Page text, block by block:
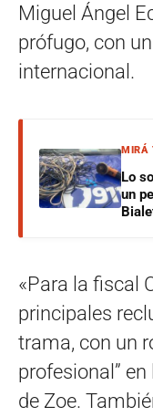
Miguel Ángel
prófugo, con
internacional.
MIRÁ
Lo
un
«Para la fiscal
principales
trama, con un
profesional”
de Zoe.